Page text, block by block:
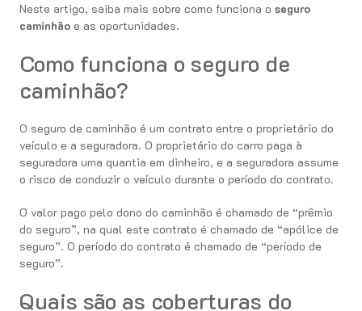
Neste artigo, saiba mais sobre como funciona o seguro
caminhão e as oportunidades.
Como funciona o seguro de
caminhão?
O seguro de caminhão é um contrato entre o proprietário do
veículo e a seguradora. O proprietário do carro paga à
seguradora uma quantia em dinheiro, e a seguradora assume
o risco de conduzir o veículo durante o período do contrato.
O valor pago pelo dono do caminhão é chamado de “prêmio
do seguro”, na qual este contrato é chamado de “apólice de
seguro”. O período do contrato é chamado de “período de
seguro”.
Quais são as coberturas do